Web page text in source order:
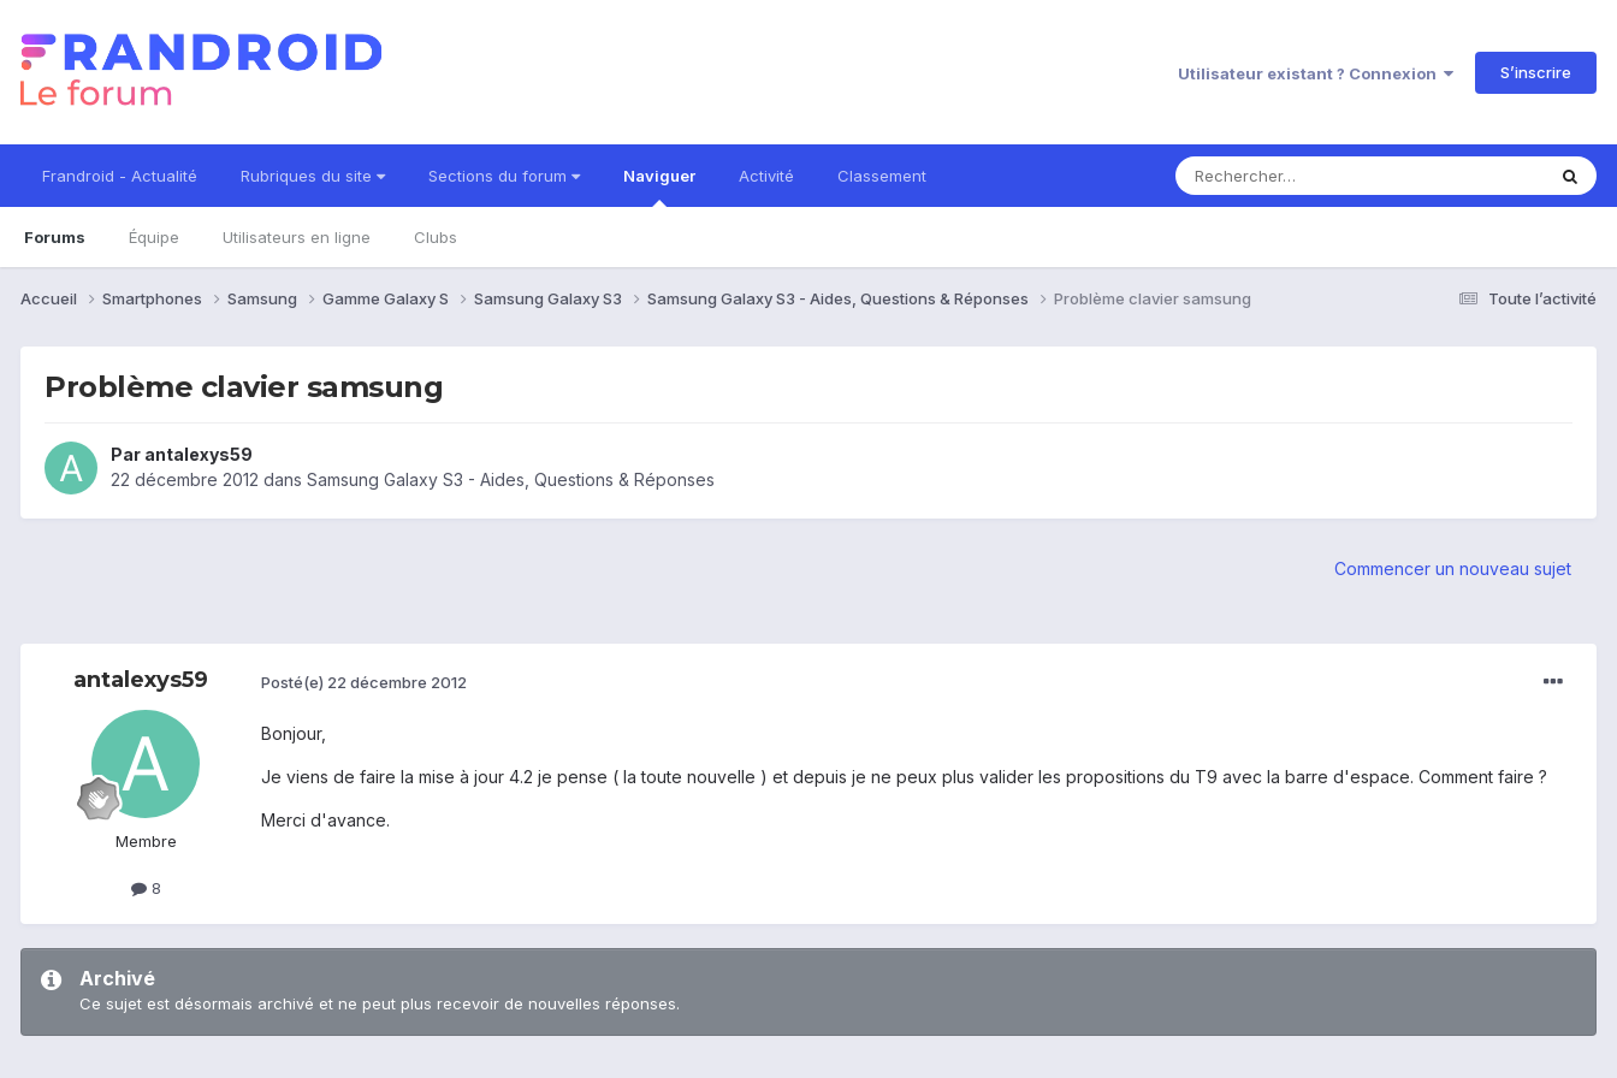
Utilisateur existant ? Connexion S’inscrire
Frandroid - Actualité Rubriques du site Sections du forum Naviguer
Forums Équipe Utilisateurs en ligne Clubs
Activité Classement
Toute l’activité
Accueil Smartphones Samsung Gamme Galaxy S Samsung Galaxy S3 Samsung Galaxy S3 - Aides, Questions & Réponses Problème clavier samsung
Problème clavier samsung
Par antalexys59
22 décembre 2012 dans Samsung Galaxy S3 - Aides, Questions & Réponses
Commencer un nouveau sujet
antalexys59
Membre
8
Posté(e) 22 décembre 2012
Bonjour,
Je viens de faire la mise à jour 4.2 je pense ( la toute nouvelle ) et depuis je ne peux plus valider les propositions du T9 avec la barre d'espace. Comment faire ?
Merci d'avance.
Archivé
Ce sujet est désormais archivé et ne peut plus recevoir de nouvelles réponses.